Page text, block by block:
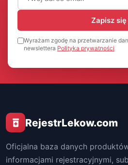
Zapisz się
Wyrażam zgodę na przetwarzanie
newslettera Polityka prywatności
RejestrLekow.com
Oficjalna baza danych
informacjami rejestracyjnymi,